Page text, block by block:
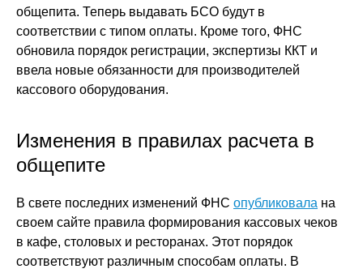
общепита. Теперь выдавать БСО будут в
соответствии с типом оплаты. Кроме того, ФНС
обновила порядок регистрации, экспертизы ККТ и
ввела новые обязанности для производителей
кассового оборудования.
Изменения в правилах расчета в
общепите
В свете последних изменений ФНС опубликовала на
своем сайте правила формирования кассовых чеков
в кафе, столовых и ресторанах. Этот порядок
соответствуют различным способам оплаты. В